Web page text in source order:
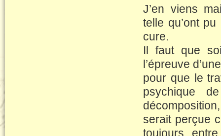
J’en viens
telle qu’ont
cure.
Il faut que
l’épreuve
pour que le
psychique
serait perçue
toujours, entre